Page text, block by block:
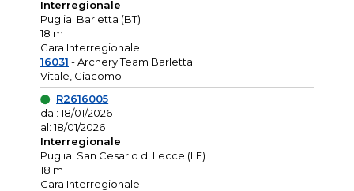
Interregionale
Puglia: Barletta (BT)
18 m
Gara Interregionale
16031 - Archery Team Barletta
Vitale, Giacomo
R2616005
dal: 18/01/2026
al: 18/01/2026
Interregionale
Puglia: San Cesario di Lecce (LE)
18 m
Gara Interregionale